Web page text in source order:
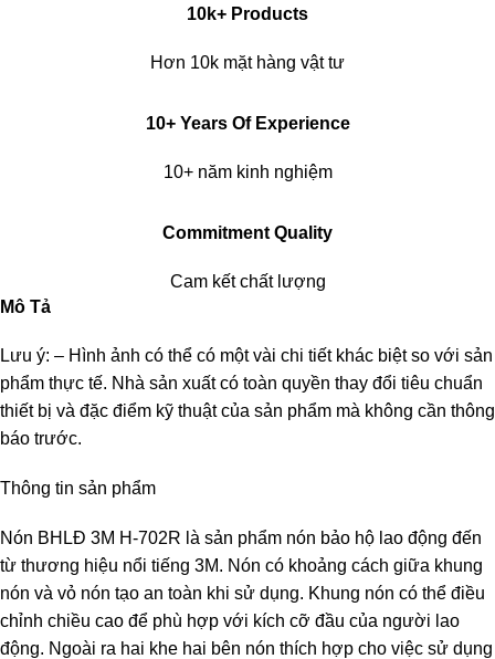
10k+ Products
Hơn 10k mặt hàng vật tư
10+ Years Of Experience
10+ năm kinh nghiệm
Commitment Quality
Cam kết chất lượng
Mô Tả
Lưu ý: – Hình ảnh có thể có một vài chi tiết khác biệt so với sản
phẩm thực tế. Nhà sản xuất có toàn quyền thay đổi tiêu chuẩn
thiết bị và đặc điểm kỹ thuật của sản phẩm mà không cần thông
báo trước.
Thông tin sản phẩm
Nón BHLĐ 3M H-702R là sản phẩm nón bảo hộ lao động đến
từ thương hiệu nổi tiếng 3M. Nón có khoảng cách giữa khung
nón và vỏ nón tạo an toàn khi sử dụng. Khung nón có thể điều
chỉnh chiều cao để phù hợp với kích cỡ đầu của người lao
động. Ngoài ra hai khe hai bên nón thích hợp cho việc sử dụng